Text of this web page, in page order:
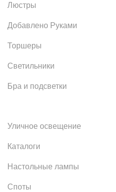
Люстры
Добавлено Руками
Торшеры
Светильники
Бра и подсветки
Уличное освещение
Каталоги
Настольные лампы
Споты